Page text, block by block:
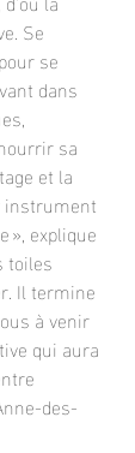
Se
se
dans
sa
et la
instrument
», explique
toiles
Il termine
à venir
qui aura
des-